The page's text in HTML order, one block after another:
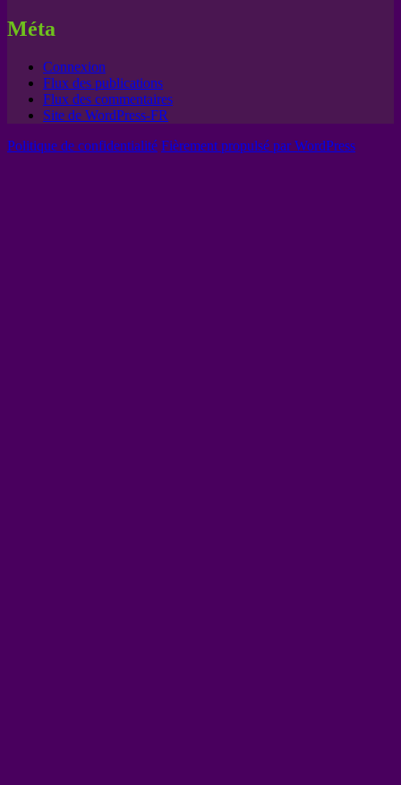
Méta
Connexion
Flux des publications
Flux des commentaires
Site de WordPress-FR
Politique de confidentialité Fièrement propulsé par WordPress